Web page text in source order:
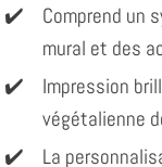
Comprend un
mural et des
Impression
végétalienne
La